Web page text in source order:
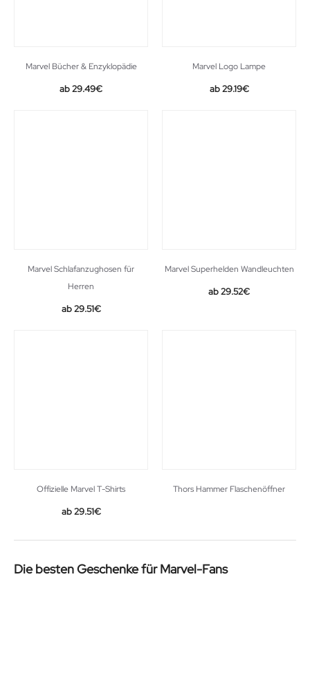
Marvel Bücher & Enzyklopädie
29.49€
Marvel Logo Lampe
29.19€
Marvel Schlafanzughosen für
Herren
29.51€
Marvel Superhelden Wandleuchten
29.52€
Offizielle Marvel T-Shirts
29.51€
Thors Hammer Flaschenöffner
Die besten Geschenke für Marvel-Fans